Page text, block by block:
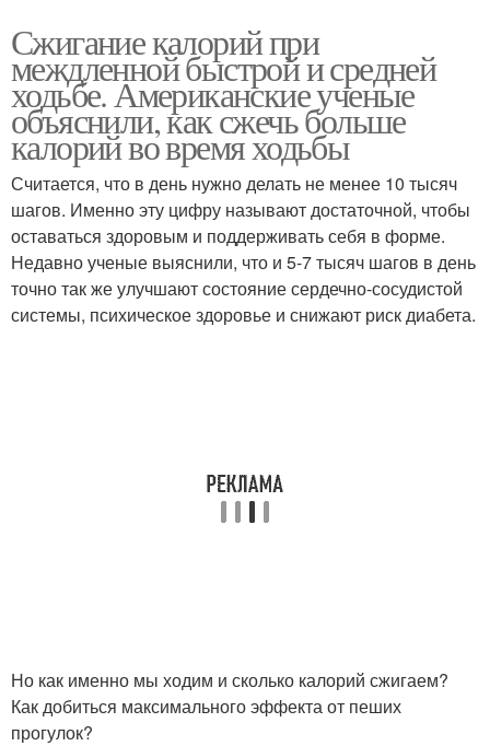
Сжигание калорий при
междленной быстрой и средней
ходьбе. Американские ученые
объяснили, как сжечь больше
калорий во время ходьбы
Считается, что в день нужно делать не менее 10 тысяч
шагов. Именно эту цифру называют достаточной, чтобы
оставаться здоровым и поддерживать себя в форме.
Недавно ученые выяснили, что и 5-7 тысяч шагов в день
точно так же улучшают состояние сердечно-сосудистой
системы, психическое здоровье и снижают риск диабета.
Но как именно мы ходим и сколько калорий сжигаем?
Как добиться максимального эффекта от пеших
прогулок?